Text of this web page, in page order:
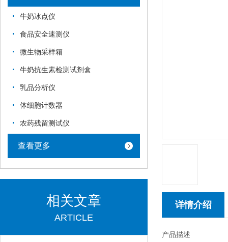
牛奶冰点仪
食品安全速测仪
微生物采样箱
牛奶抗生素检测试剂盒
乳品分析仪
体细胞计数器
农药残留测试仪
查看更多
相关文章
ARTICLE
详情介绍
产品描述